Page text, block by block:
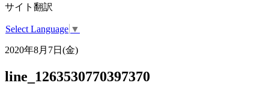
サイト翻訳
Select Language ▼
2020年8月7日(金)
line_1263530770397370